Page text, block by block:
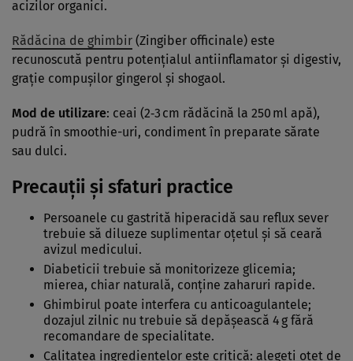
acizilor organici.
Rădăcina de ghimbir (Zingiber officinale) este
recunoscută pentru potențialul antiinflamator și digestiv,
grație compușilor gingerol și shogaol.
Mod de utilizare: ceai (2‑3 cm rădăcină la 250 ml apă),
pudră în smoothie-uri, condiment în preparate sărate
sau dulci.
Precauții și sfaturi practice
Persoanele cu gastrită hiperacidă sau reflux sever
trebuie să dilueze suplimentar oțetul și să ceară
avizul medicului.
Diabeticii trebuie să monitorizeze glicemia;
mierea, chiar naturală, conține zaharuri rapide.
Ghimbirul poate interfera cu anticoagulantele;
dozajul zilnic nu trebuie să depășească 4 g fără
recomandare de specialitate.
Calitatea ingredientelor este critică: alegeți oțet de